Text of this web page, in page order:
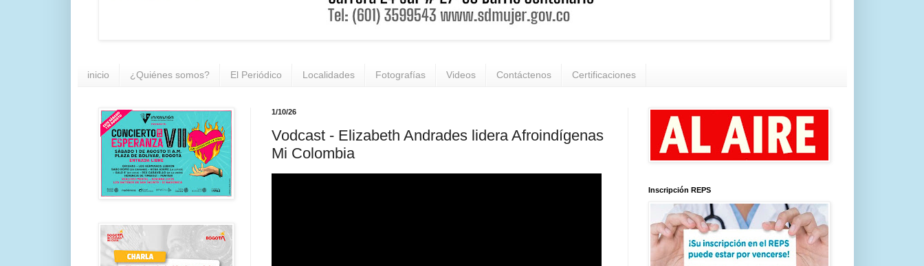
inicio ¿Quiénes somos? El Periódico Localidades Fotografías Videos Contáctenos Certificaciones
1/10/26
Vodcast - Elizabeth Andrades lidera Afroindígenas
Mi Colombia
Inscripción REPS